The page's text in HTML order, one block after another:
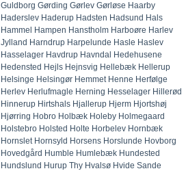
Guldborg Gørding Gørlev Gørløse Haarby
Haderslev Haderup Hadsten Hadsund Hals
Hammel
Hampen Hanstholm Harboøre Harlev
Jylland Harndrup Harpelunde Hasle Haslev
Hasselager Havdrup Havndal Hedehusene
Hedensted Hejls Hejnsvig Hellebæk Hellerup
Helsinge Helsingør Hemmet Henne Herfølge
Herlev Herlufmagle Herning Hesselager Hillerød
Hinnerup Hirtshals Hjallerup Hjerm Hjortshøj
Hjørring Hobro Holbæk Holeby Holmegaard
Holstebro Holsted Holte Horbelev Hornbæk
Hornslet Hornsyld Horsens Horslunde Hovborg
Hovedgård Humble Humlebæk Hundested
Hundslund Hurup Thy Hvalsø Hvide Sande